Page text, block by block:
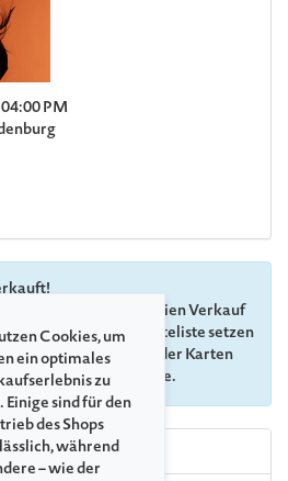
PM
Karten mehr im freien Verkauf
gerne auf unsere Warteliste setzen
mv.de. Sollten wieder Karten
wir Sie gerne.
Cookies, um
ein optimales
zu
Einige sind für den
des Shops
während
– wie der